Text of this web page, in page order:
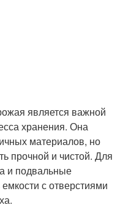
является важной
хранения. Она
материалов, но
прочной и чистой. Для
и подвальные
с отверстиями